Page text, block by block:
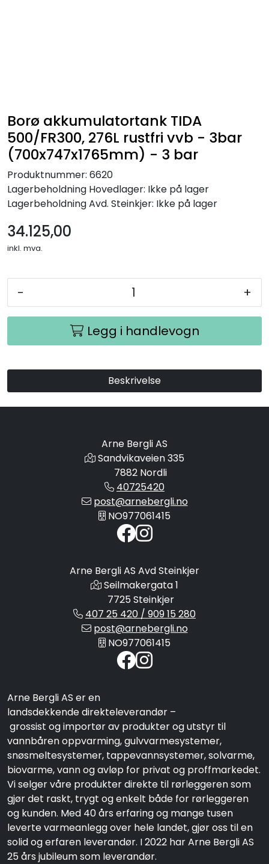
Borø akkumulatortank TIDA
500/FR300, 276L rustfri vvb - 3bar
(700x747x1765mm) - 3 bar
Produktnummer: 6620
Lagerbeholdning Hovedlager: Ikke på lager
LagerbeholdningAvd. Steinkjer: Ikke på lager
34.125,00
inkl. mva.
- +
Legg i handlevogn
Beskrivelse
Arne Bergli AS
Sandvikaveien 335
7882 Nordli
40725420
post@arnebergli.no
NO977061415
Arne Bergli AS Avd Steinkjer
Seilmakergata 1
7725 Steinkjer
407 25 420 / 909 15 280
post@arnebergli.no
NO977061415
Arne Bergli AS er en
landsdekkende direkteleverandør –
grossist og importør av produkter og utstyr til
vannbåren oppvarming, gulvvarmesystemer,
snøsmeltesystemer, tappevannsystemer, solvarme,
biovarme, vann og avløp for privat og proffmarkedet.
Vi selger våre produkter direkte til rørleggeren som
gjør det raskt, trygt og enkelt både for rørleggeren
og kunden. Med 40 års erfaring og mange tusen
leverte varmeanlegg over hele landet, gjør oss til en
solid og erfaren leverandør. I 2022 har Arne Bergli AS
25 års jubileum som leverandør.
Kontakt Oss
Søk om proffkundekonto
Reservedeler
Be om tilbud